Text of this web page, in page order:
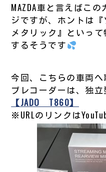
MAZDA車と言えばこ
ジですが、ホントは
メタリック』といっ
するそうです
今回、こちらの車両
ブレコーダーは、独
【JADO T860】
※URLのリンクは